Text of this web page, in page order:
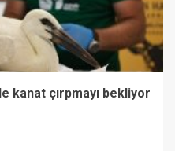
kanat çırpmayı bekliyor